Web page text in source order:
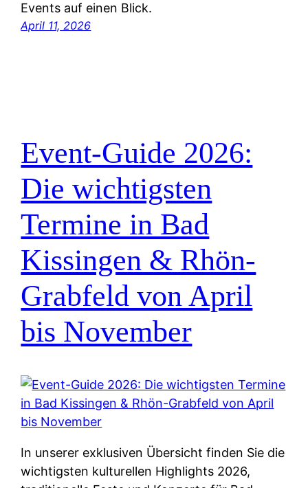
Events auf einen Blick.
April 11, 2026
Event-Guide 2026:
Die wichtigsten
Termine in Bad
Kissingen & Rhön-
Grabfeld von April
bis November
In unserer exklusiven Übersicht finden Sie die
wichtigsten kulturellen Highlights 2026,